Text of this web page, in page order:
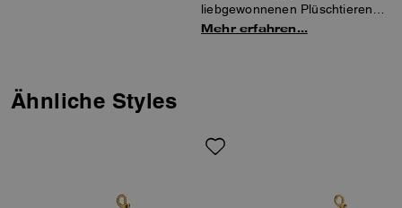
liebgewonnenen Plüschtieren
aus der Kindheit inspiriert.
Mehr erfahren…
Ähnliche Styles